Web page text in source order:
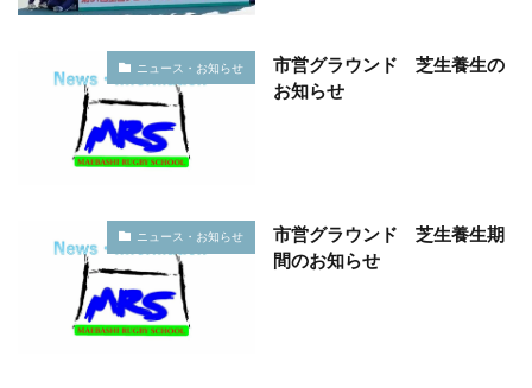
ニュース・お知らせ
市営グラウンド 芝生養生の
お知らせ
ニュース・お知らせ
市営グラウンド 芝生養生期
間のお知らせ